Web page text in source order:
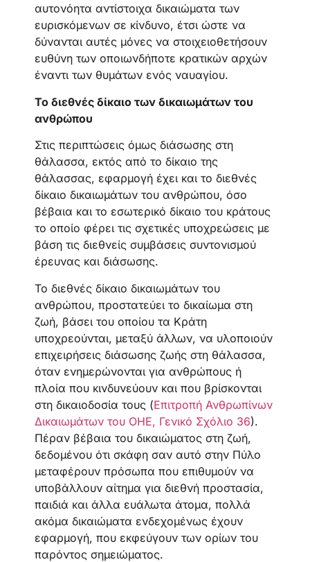
αυτονόητα αντίστοιχα δικαιώματα των
ευρισκόμενων σε κίνδυνο, έτσι ώστε να
δύνανται αυτές μόνες να στοιχειοθετήσουν
ευθύνη των οποιωνδήποτε κρατικών αρχών
έναντι των θυμάτων ενός ναυαγίου.
Το διεθνές δίκαιο των δικαιωμάτων του
ανθρώπου
Στις περιπτώσεις όμως διάσωσης στη
θάλασσα, εκτός από το δίκαιο της
θάλασσας, εφαρμογή έχει και το διεθνές
δίκαιο δικαιωμάτων του ανθρώπου, όσο
βέβαια και το εσωτερικό δίκαιο του κράτους
το οποίο φέρει τις σχετικές υποχρεώσεις με
βάση τις διεθνείς συμβάσεις συντονισμού
έρευνας και διάσωσης.
Το διεθνές δίκαιο δικαιωμάτων του
ανθρώπου, προστατεύει το δικαίωμα στη
ζωή, βάσει του οποίου τα Κράτη
υποχρεούνται, μεταξύ άλλων, να υλοποιούν
επιχειρήσεις διάσωσης ζωής στη θάλασσα,
όταν ενημερώνονται για ανθρώπους ή
πλοία που κινδυνεύουν και που βρίσκονται
στη δικαιοδοσία τους (Επιτροπή Ανθρωπίνων
Δικαιωμάτων του ΟΗΕ, Γενικό Σχόλιο 36).
Πέραν βέβαια του δικαιώματος στη ζωή,
δεδομένου ότι σκάφη σαν αυτό στην Πύλο
μεταφέρουν πρόσωπα που επιθυμούν να
υποβάλλουν αίτημα για διεθνή προστασία,
παιδιά και άλλα ευάλωτα άτομα, πολλά
ακόμα δικαιώματα ενδεχομένως έχουν
εφαρμογή, που εκφεύγουν των ορίων του
παρόντος σημειώματος.